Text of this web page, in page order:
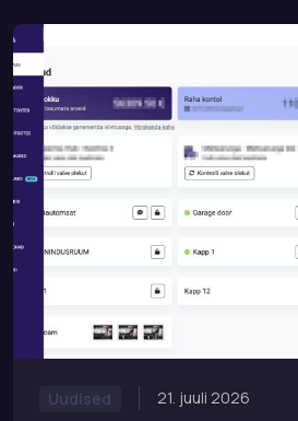
Uudised 21. juuli 2026